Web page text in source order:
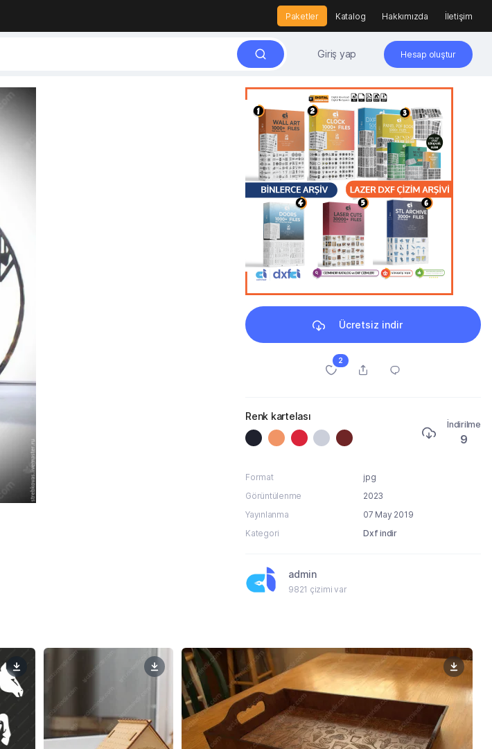
Paketler Katalog Hakkımızda İletişim
Giriş yap Hesap oluştur
Ücretsiz indir
2
Renk kartelası
İndirilme
9
Format
jpg
Görüntülenme
2023
Yayınlanma
07 May 2019
Kategori
Dxf indir
admin
9821 çizimi var